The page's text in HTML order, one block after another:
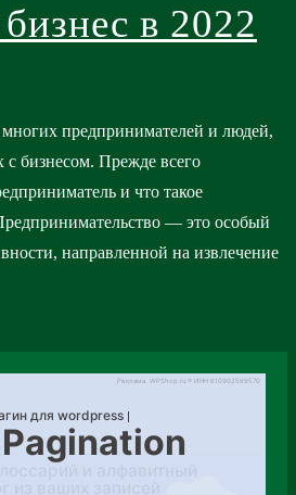
в 2022
многих предпринимателей и людей,
с бизнесом. Прежде всего
и что такое
— это особый
направленной на извлечение